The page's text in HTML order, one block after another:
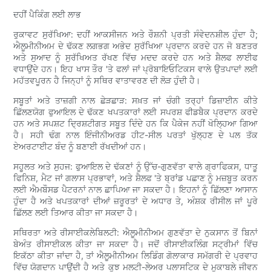
ਦਹੀਂ ਪੈਕਿੰਗ ਲਈ ਲਾਭ
ਰੁਕਾਵਟ ਸੁਰੱਖਿਆ: ਦਹੀਂ ਆਕਸੀਜਨ ਅਤੇ ਰੌਸ਼ਨੀ ਪ੍ਰਤੀ ਸੰਵੇਦਨਸ਼ੀਲ ਹੁੰਦਾ ਹੈ;
ਐਲੂਮੀਨੀਅਮ ਦੇ ਢੱਕਣ ਲਗਭਗ ਅਭੇਦ ਸੁਰੱਖਿਆ ਪ੍ਰਦਾਨ ਕਰਦੇ ਹਨ ਜੋ ਬਣਤਰ
ਅਤੇ ਸੁਆਦ ਨੂੰ ਸੁਰੱਖਿਅਤ ਰੱਖਣ ਵਿੱਚ ਮਦਦ ਕਰਦੇ ਹਨ ਅਤੇ ਸ਼ੈਲਫ ਲਾਈਫ
ਵਧਾਉਂਦੇ ਹਨ। ਇਹ ਖਾਸ ਤੌਰ 'ਤੇ ਫਲਾਂ ਜਾਂ ਪ੍ਰੋਬਾਇਓਟਿਕਸ ਵਾਲੇ ਉਤਪਾਦਾਂ ਲਈ
ਮਹੱਤਵਪੂਰਨ ਹੈ ਜਿਨ੍ਹਾਂ ਨੂੰ ਸਥਿਰ ਵਾਤਾਵਰਣ ਦੀ ਲੋੜ ਹੁੰਦੀ ਹੈ।
ਸਬੂਤਾਂ ਅਤੇ ਤਾਜ਼ਗੀ ਨਾਲ ਛੇੜਛਾੜ: ਸਖ਼ਤ ਜਾਂ ਚੰਗੀ ਤਰ੍ਹਾਂ ਡਿਜ਼ਾਈਨ ਕੀਤੇ
ਛਿੱਲਣਯੋਗ ਫੁਆਇਲ ਦੇ ਢੱਕਣ ਖਪਤਕਾਰਾਂ ਲਈ ਸਪਰਸ਼ ਫੀਡਬੈਕ ਪ੍ਰਦਾਨ ਕਰਦੇ
ਹਨ ਅਤੇ ਸਪਸ਼ਟ ਦ੍ਰਿਸ਼ਟੀਗਤ ਸਬੂਤ ਦਿੰਦੇ ਹਨ ਕਿ ਪੈਕੇਜ ਨਹੀਂ ਖੋਲ੍ਹਿਆ ਗਿਆ
ਹੈ। ਸਹੀ ਢੰਗ ਨਾਲ ਇੰਜੀਨੀਅਰਡ ਹੀਟ-ਸੀਲ ਪਰਤਾਂ ਖੁੱਲ੍ਹਣ ਦੇ ਪਲ ਤੱਕ
ਏਅਰਟਾਈਟ ਬੰਦ ਨੂੰ ਬਣਾਈ ਰੱਖਦੀਆਂ ਹਨ।
ਸਹੂਲਤ ਅਤੇ ਸੁਹਜ: ਫੁਆਇਲ ਦੇ ਢੱਕਣਾਂ ਨੂੰ ਉੱਚ-ਗੁਣਵੱਤਾ ਵਾਲੇ ਗ੍ਰਾਫਿਕਸ, ਧਾਤੂ
ਫਿਨਿਸ਼, ਮੈਟ ਜਾਂ ਗਲਾਸ ਪ੍ਰਭਾਵਾਂ, ਅਤੇ ਸ਼ੈਲਫ 'ਤੇ ਬ੍ਰਾਂਡ ਪਛਾਣ ਨੂੰ ਮਜ਼ਬੂਤ ​​ਕਰਨ
ਲਈ ਐਮਬੌਸਡ ਪੈਟਰਨਾਂ ਨਾਲ ਛਾਪਿਆ ਜਾ ਸਕਦਾ ਹੈ। ਇਹਨਾਂ ਨੂੰ ਛਿੱਲਣਾ ਆਸਾਨ
ਹੁੰਦਾ ਹੈ ਅਤੇ ਖਪਤਕਾਰਾਂ ਦੀਆਂ ਜ਼ਰੂਰਤਾਂ ਦੇ ਅਧਾਰ ਤੇ, ਅੰਸ਼ਕ ਰੀਸੀਲ ਜਾਂ ਪੂਰੇ
ਛਿੱਲਣ ਲਈ ਤਿਆਰ ਕੀਤਾ ਜਾ ਸਕਦਾ ਹੈ।
ਸਥਿਰਤਾ ਅਤੇ ਰੀਸਾਈਕਲੇਬਿਲਟੀ: ਐਲੂਮੀਨੀਅਮ ਗੁਣਵੱਤਾ ਦੇ ਨੁਕਸਾਨ ਤੋਂ ਬਿਨਾਂ
ਬੇਅੰਤ ਰੀਸਾਈਕਲ ਕੀਤਾ ਜਾ ਸਕਦਾ ਹੈ। ਜਦੋਂ ਰੀਸਾਈਕਲਿੰਗ ਸਟ੍ਰੀਮਾਂ ਵਿੱਚ
ਇਕੱਠਾ ਕੀਤਾ ਜਾਂਦਾ ਹੈ, ਤਾਂ ਐਲੂਮੀਨੀਅਮ ਲਿਡਿੰਗ ਗੋਲਾਕਾਰ ਸਮੱਗਰੀ ਦੇ ਪ੍ਰਵਾਹ
ਵਿੱਚ ਯੋਗਦਾਨ ਪਾਉਂਦੀ ਹੈ ਅਤੇ ਕੁਝ ਮਲਟੀ-ਲੇਅਰ ਪਲਾਸਟਿਕ ਦੇ ਮੁਕਾਬਲੇ ਜੀਵਨ